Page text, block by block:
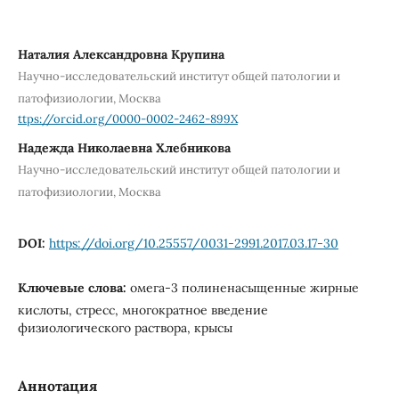
Наталия Александровна Крупина
Научно-исследовательский институт общей патологии и
патофизиологии, Москва
ttps://orcid.org/0000-0002-2462-899X
Надежда Николаевна Хлебникова
Научно-исследовательский институт общей патологии и
патофизиологии, Москва
DOI: https://doi.org/10.25557/0031-2991.2017.03.17-30
Ключевые слова: омега-3 полиненасыщенные жирные
кислоты, стресс, многократное введение
физиологического раствора, крысы
Аннотация